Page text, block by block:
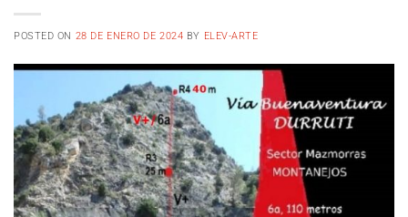
POSTED ON 28 DE ENERO DE 2024 BY ELEV-ARTE